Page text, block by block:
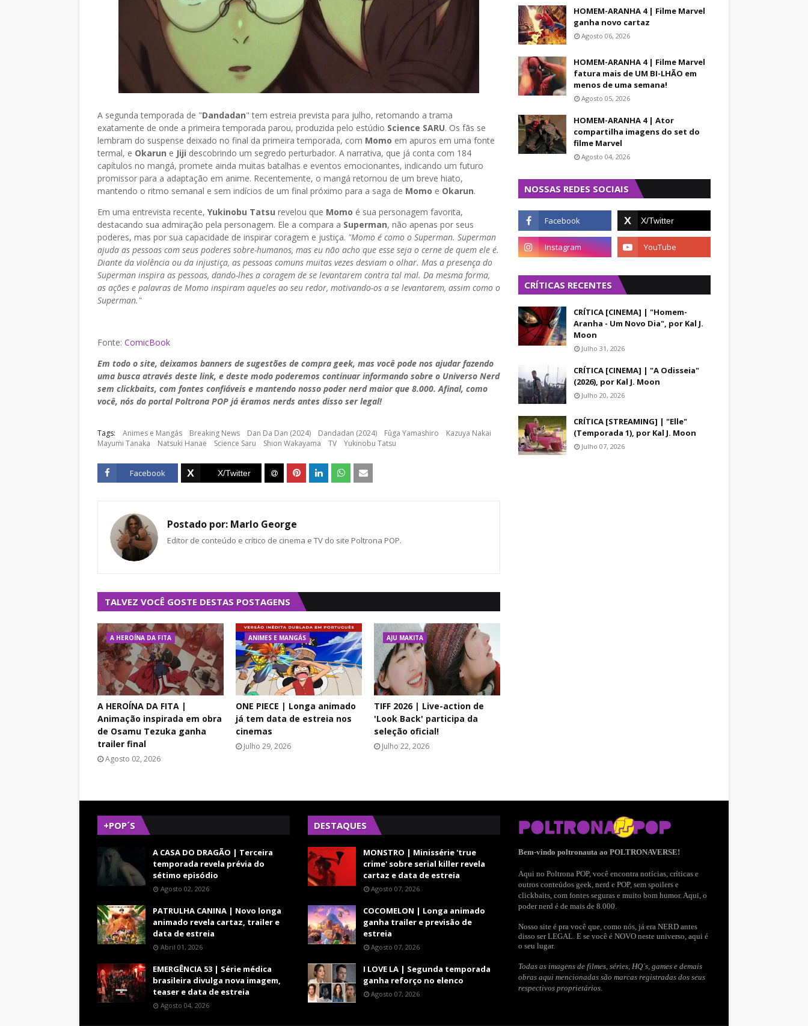
A segunda temporada de "Dandadan" tem estreia prevista para julho, retomando a trama
exatamente de onde a primeira temporada parou, produzida pelo estúdio Science SARU. Os fãs se
lembram do suspense deixado no final da primeira temporada, com Momo em apuros em uma fonte
termal, e Okarun e Jiji descobrindo um segredo perturbador. A narrativa, que já conta com 184
capítulos no mangá, promete ainda muitas batalhas e eventos emocionantes, indicando um futuro
promissor para a adaptação em anime. Recentemente, o mangá retornou de um breve hiato,
mantendo o ritmo semanal e sem indícios de um final próximo para a saga de Momo e Okarun.
Em uma entrevista recente, Yukinobu Tatsu revelou que Momo é sua personagem favorita,
destacando sua admiração pela personagem. Ele a compara a Superman, não apenas por seus
poderes, mas por sua capacidade de inspirar coragem e justiça. "Momo é como o Superman. Superman
ajuda as pessoas com seus poderes sobre-humanos, mas eu não acho que esse seja o cerne de quem ele é.
Diante da violência ou da injustiça, as pessoas comuns muitas vezes desviam o olhar. Mas a presença do
Superman inspira as pessoas, dando-lhes a coragem de se levantarem contra tal mal. Da mesma forma,
as ações e palavras de Momo inspiram aqueles ao seu redor, motivando-os a se levantarem, assim como o
Superman."
Fonte: ComicBook
Em todo o site, deixamos banners de sugestões de compra geek, mas você pode nos ajudar fazendo
uma busca através deste link, e deste modo poderemos continuar informando sobre o Universo Nerd
sem clickbaits, com fontes confiáveis e mantendo nosso poder nerd maior que 8.000. Afinal, como
você, nós do portal Poltrona POP já éramos nerds antes disso ser legal!
Tags: Animes e Mangás Breaking News Dan Da Dan (2024) Dandadan (2024) Fûga Yamashiro
Kazuya Nakai
Mayumi Tanaka
Natsuki Hanae Science Saru Shion Wakayama TV Yukinobu Tatsu
Facebook
Postado por: Marlo George
Editor de conteúdo e crítico de cinema e TV do site Poltrona POP.
TALVEZ VOCÊ GOSTE DESTAS POSTAGENS
A HEROÍNA DA FITA
A HEROÍNA DA FITA |
Animação inspirada em obra
de Osamu Tezuka ganha
trailer final
Agosto 02, 2026
ANIMES E MANGÁS
ONE PIECE | Longa animado
já tem data de estreia nos
cinemas
Julho 29, 2026
AJU MAKITA
TIFF 2026 | Live-action de
'Look Back' participa da
seleção oficial!
Julho 22, 2026
HOMEM-ARANHA 4 | Filme Marvel
ganha novo cartaz
Agosto 06, 2026
HOMEM-ARANHA 4 | Filme Marvel
fatura mais de UM BI-LHÃO em
menos de uma semana!
Agosto 05, 2026
HOMEM-ARANHA 4 | Ator
compartilha imagens do set do
filme Marvel
Agosto 04, 2026
NOSSAS REDES SOCIAIS
CRÍTICAS RECENTES
CRÍTICA [CINEMA] | "Homem-
Aranha - Um Novo Dia", por Kal J.
Moon
Julho 31, 2026
CRÍTICA [CINEMA] | "A Odisseia"
(2026), por Kal J. Moon
Julho 20, 2026
CRÍTICA [STREAMING] | "Elle"
(Temporada 1), por Kal J. Moon
Julho 07, 2026
+POP´S
A CASA DO DRAGÃO | Terceira
temporada revela prévia do
sétimo episódio
Agosto 02, 2026
PATRULHA CANINA | Novo longa
animado revela cartaz, trailer e
data de estreia
Abril 01, 2026
EMERGÊNCIA 53 | Série médica
brasileira divulga nova imagem,
teaser e data de estreia
Agosto 04, 2026
DESTAQUES
MONSTRO | Minissérie 'true
crime' sobre serial killer revela
cartaz e data de estreia
Agosto 07, 2026
COCOMELON | Longa animado
ganha trailer e previsão de
estreia
Agosto 07, 2026
I LOVE LA | Segunda temporada
ganha reforço no elenco
Agosto 07, 2026
Bem-vindo poltronauta ao POLTRONAVERSE!
Aqui no Poltrona POP, você encontra notícias, críticas e
outros conteúdos geek, nerd e POP, sem spoilers e
clickbaits, com fontes seguras e muito bom humor. Aqui, o
poder nerd é de mais de 8.000.
Nosso site é pra você que, como nós, já era NERD antes
disso ser LEGAL. E se você é NOVO neste universo, aqui é
o seu lugar.
Todas as imagens de filmes, séries, HQ´s, games e demais
obras aqui mencionadas são marcas registradas dos seus
respectivos proprietários.